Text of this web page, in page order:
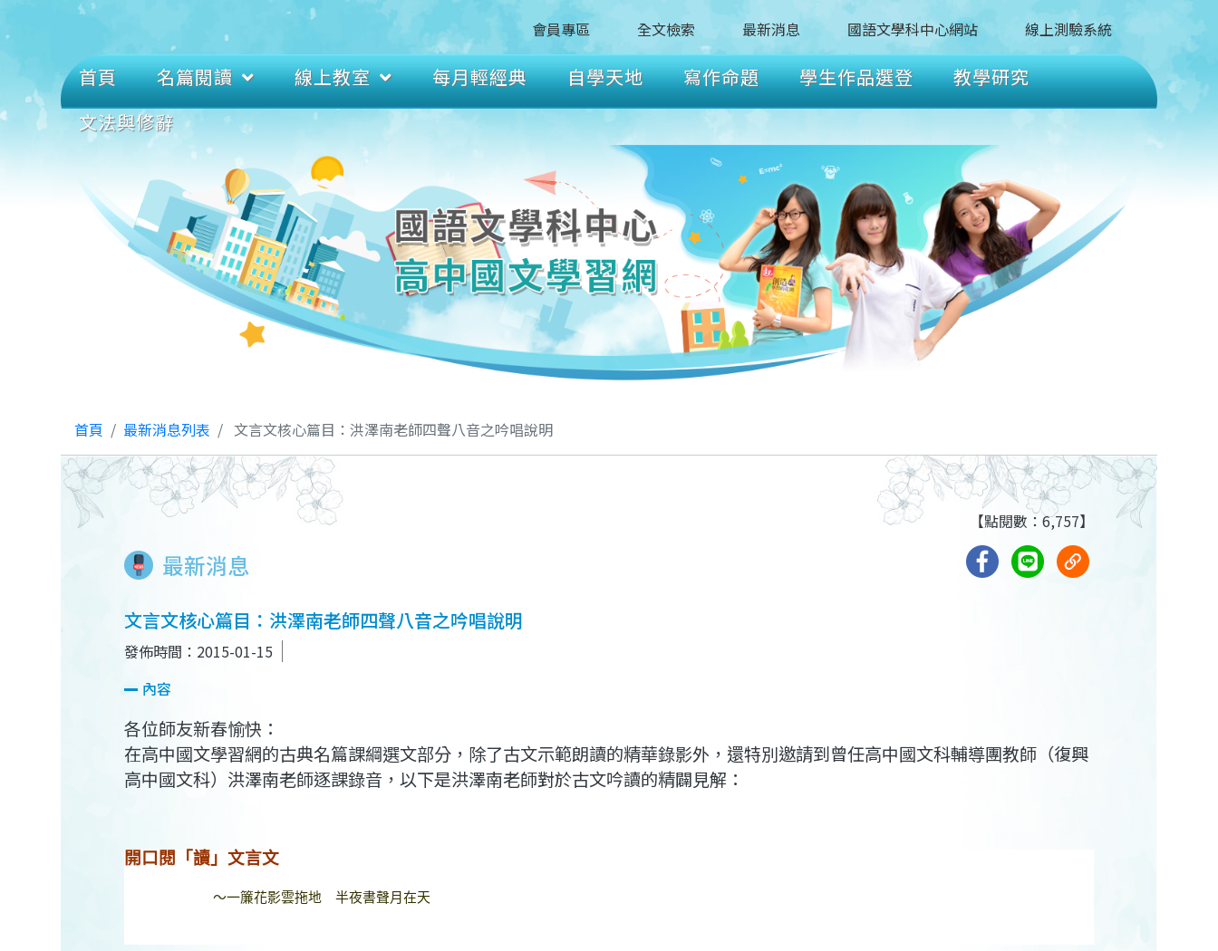
會員專區 全文檢索 最新消息 國語文學科中心網站 線上測驗系統
首頁 名篇閱讀 線上教室 每月輕經典 自學天地 寫作命題 學生作品選登
教學研究
文法與修辭
首頁 最新消息列表 文言文核心篇目：洪澤南老師四聲八音之吟唱說明
最新消息
【點閱數：6,757】
文言文核心篇目：洪澤南老師四聲八音之吟唱說明
發佈時間：2015-01-15
內容
各位師友新春愉快：
在高中國文學習網的古典名篇課綱選文部分，除了古文示範朗讀的精華錄影外，還特別邀請到曾任高中國文科輔導團教師（復興
高中國文科）洪澤南老師逐課錄音，以下是洪澤南老師對於古文吟讀的精闢見解：
開口閱 「讀」文言文
～一簾花影雲拖地 半夜書聲月在天